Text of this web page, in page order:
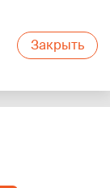
Закрыть